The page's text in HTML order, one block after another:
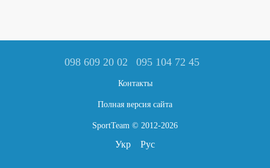
098 609 20 02 095 104 72 45
Контакты
Полная версия сайта
SportTeam © 2012-2026
Укр Рус